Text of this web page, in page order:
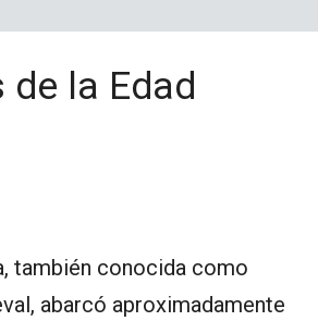
de la Edad
también conocida como
abarcó aproximadamente